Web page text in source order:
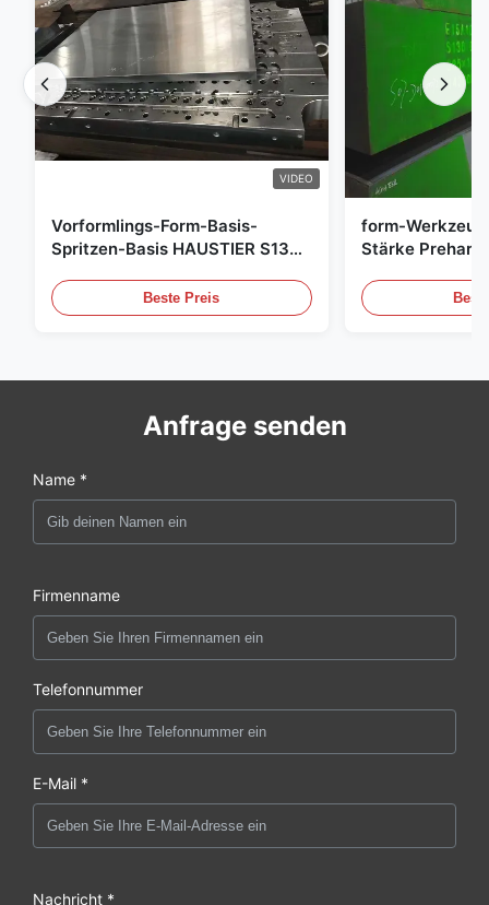
VIDEO
Vorformlings-Form-Basis-
Spritzen-Basis HAUSTIER S136
Beste Preis
form-
Stärke
Anfrage senden
Name *
Firmenname
Telefonnummer
E-Mail *
Nachricht *